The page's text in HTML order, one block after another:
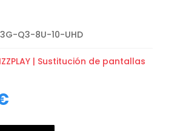
Q3-8U-10-UHD
| Sustitución de pantallas